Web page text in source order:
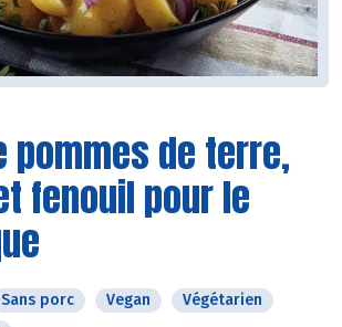
pommes de terre,
fenouil pour le
Sans porc Vegan
Végétarien